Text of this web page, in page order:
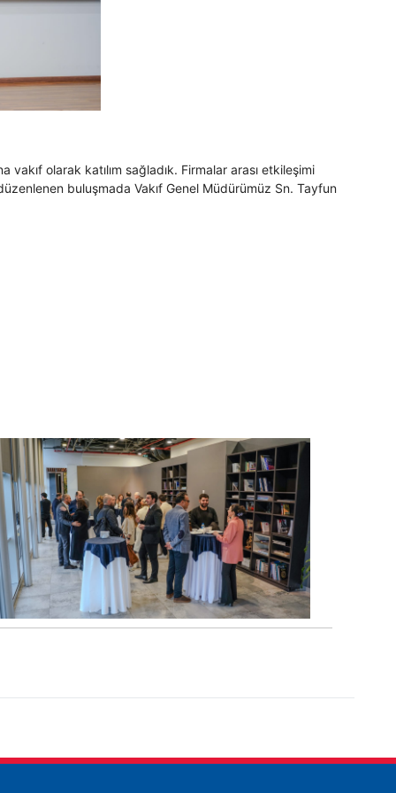
vakıf olarak katılım sağladık. Firmalar arası etkileşimi
buluşmada Vakıf Genel Müdürümüz Sn. Tayfun